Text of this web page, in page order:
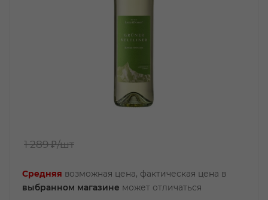
1 289 ₽/шт
Средняя возможная цена, фактическая цена в
выбранном магазине может отличаться